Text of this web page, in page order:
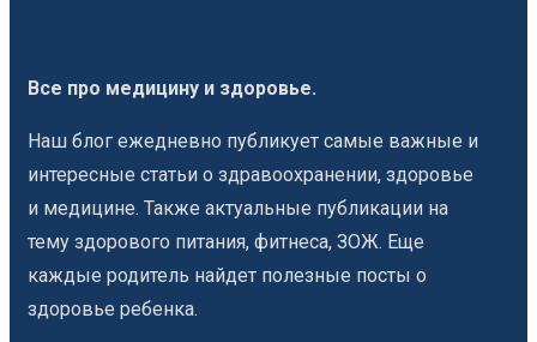
Все про медицину и здоровье.
Наш блог ежедневно публикует самые важные и
интересные статьи о здравоохранении, здоровье
и медицине. Также актуальные публикации на
тему здорового питания, фитнеса, ЗОЖ. Еще
каждые родитель найдет полезные посты о
здоровье ребенка.